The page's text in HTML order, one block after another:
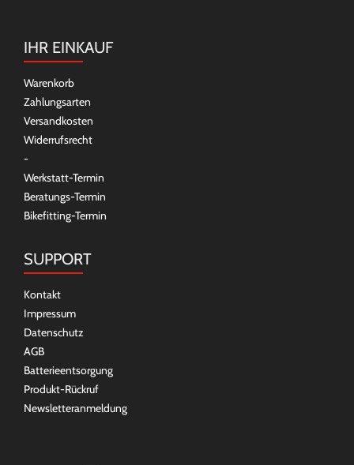
IHR EINKAUF
Warenkorb
Zahlungsarten
Versandkosten
Widerrufsrecht
-
Werkstatt-Termin
Beratungs-Termin
Bikefitting-Termin
SUPPORT
Kontakt
Impressum
Datenschutz
AGB
Batterieentsorgung
Produkt-Rückruf
Newsletteranmeldung